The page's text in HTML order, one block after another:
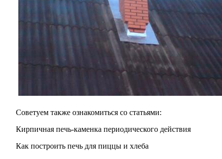
Советуем также ознакомиться со статьями:
Кирпичная печь-каменка периодического действия
Как построить печь для пиццы и хлеба